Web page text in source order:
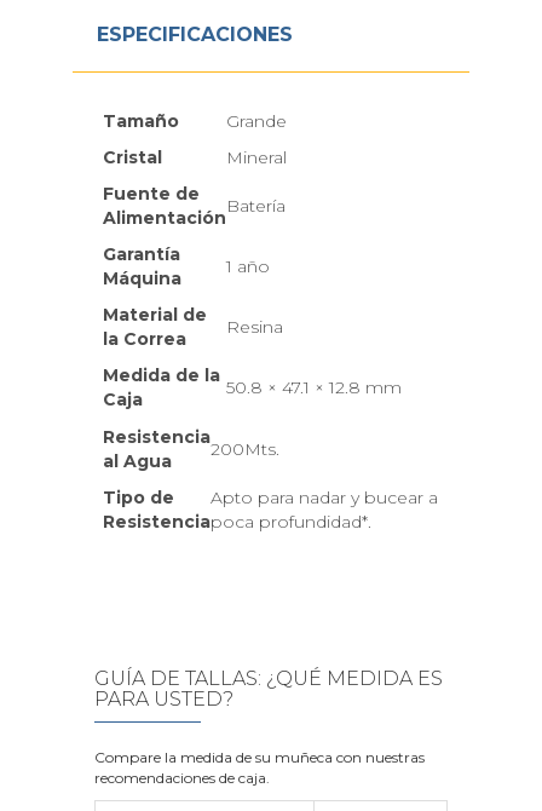
ESPECIFICACIONES
Tamaño
Grande
Cristal
Mineral
Fuente de
Alimentación
Batería
Garantía
Máquina
1 año
Material de
la Correa
Resina
Medida de la
Caja
50.8 × 47.1 × 12.8 mm
Resistencia
al Agua
200Mts.
Tipo de
Resistencia
Apto para nadar y bucear a
poca profundidad*.
GUÍA DE TALLAS: ¿QUÉ MEDIDA ES
PARA USTED?
Compare la medida de su muñeca con nuestras
recomendaciones de caja.